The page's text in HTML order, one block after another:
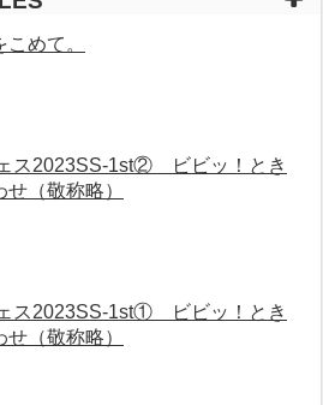
めて。
ス2023SS-1st② ビビッ！とき
（敬称略）
ス2023SS-1st① ビビッ！とき
（敬称略）